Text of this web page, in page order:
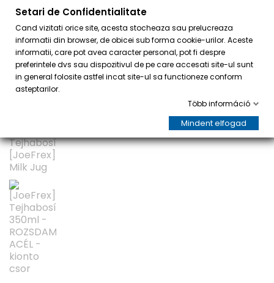
Setari de Confidentialitate
Cand vizitati orice site, acesta stocheaza sau prelucreaza
informatii din browser, de obicei sub forma cookie-urilor. Aceste
informatii, care pot avea caracter personal, pot fi despre
preferintele dvs sau dispozitivul de pe care accesati site-ul sunt
in general folosite astfel incat site-ul sa functioneze conform
asteptarilor.
Több információ
Mindent elfogad